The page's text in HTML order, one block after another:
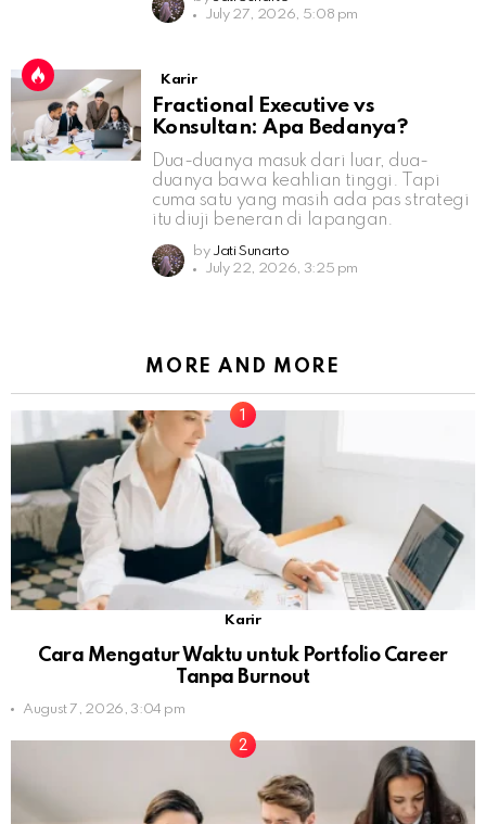
July 27, 2026, 5:08 pm
Karir
Fractional Executive vs
Konsultan: Apa Bedanya?
Dua-duanya masuk dari luar, dua-
duanya bawa keahlian tinggi. Tapi
cuma satu yang masih ada pas strategi
itu diuji beneran di lapangan.
by Jati Sunarto
July 22, 2026, 3:25 pm
MORE AND MORE
Karir
Cara Mengatur Waktu untuk Portfolio Career
Tanpa Burnout
August 7, 2026, 3:04 pm